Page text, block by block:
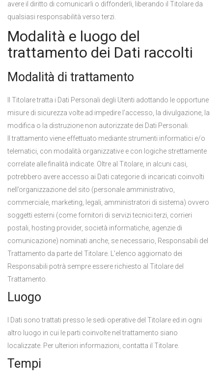
avere il diritto di comunicarli o diffonderli, liberando il Titolare da
qualsiasi responsabilità verso terzi.
Modalità e luogo del
trattamento dei Dati raccolti
Modalità di trattamento
Il Titolare tratta i Dati Personali degli Utenti adottando le opportune
misure di sicurezza volte ad impedire l’accesso, la divulgazione, la
modifica o la distruzione non autorizzate dei Dati Personali.
Il trattamento viene effettuato mediante strumenti informatici e/o
telematici, con modalità organizzative e con logiche strettamente
correlate alle finalità indicate. Oltre al Titolare, in alcuni casi,
potrebbero avere accesso ai Dati categorie di incaricati coinvolti
nell’organizzazione del sito (personale amministrativo,
commerciale, marketing, legali, amministratori di sistema) ovvero
soggetti esterni (come fornitori di servizi tecnici terzi, corrieri
postali, hosting provider, società informatiche, agenzie di
comunicazione) nominati anche, se necessario, Responsabili del
Trattamento da parte del Titolare. L’elenco aggiornato dei
Responsabili potrà sempre essere richiesto al Titolare del
Trattamento.
Luogo
I Dati sono trattati presso le sedi operative del Titolare ed in ogni
altro luogo in cui le parti coinvolte nel trattamento siano
localizzate. Per ulteriori informazioni, contatta il Titolare.
Tempi